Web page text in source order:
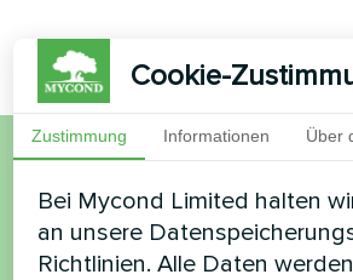
Möchten Sie
haben Sie Fragen?
Cookie-
Zustimmung Informationen Über
Bei Mycond Limited halten
an unsere
Richtlinien. Alle Daten